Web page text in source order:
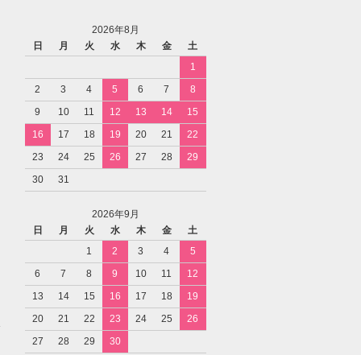
2026年8月
日
月 火 水 木 金
土
1
2
3 4 5 6 7
8
9
10 11 12 13 14
15
16
17 18 19 20 21
22
23
24 25 26 27 28
29
30
31
2026年9月
日
月 火 水 木 金
土
1
2 3 4
5
6
7 8 9 10 11
12
13
14 15 16 17 18
19
20
21 22 23 24 25
26
27
28 29 30